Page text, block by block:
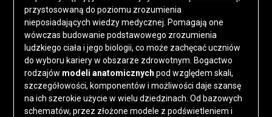
przystosowaną do poziomu zrozumienia
nieposiadających wiedzy medycznej. Pomagają one
wówczas budowanie podstawowego zrozumienia
ludzkiego ciała i jego biologii, co może zachęcać uczniów
do wyboru kariery w obszarze zdrowotnym. Bogactwo
rodzajów modeli anatomicznych pod względem skali,
szczegółowości, komponentów i możliwości daje szansę
na ich szerokie użycie w wielu dziedzinach. Od bazowych
schematów, przez złożone modele z podświetleniem i